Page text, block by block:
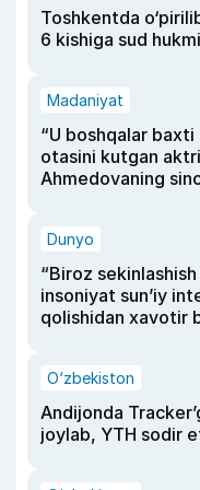
Toshkentda
6 kishiga sud
Madaniyat
“U boshqalar baxti
otasini kutgan
Ahmedovaning
Dunyo
“Biroz
insoniyat sun’iy
qolishidan xavotir
O‘zbekiston
Andijonda
joylab, YTH sodir